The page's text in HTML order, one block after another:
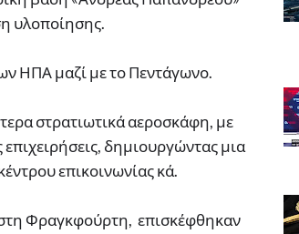
υλοποίησης.
ΗΠΑ μαζί με το Πεντάγωνο.
στρατιωτικά αεροσκάφη, με
δημιουργώντας μια
επικοινωνίας κά.
Φραγκφούρτη, επισκέφθηκαν